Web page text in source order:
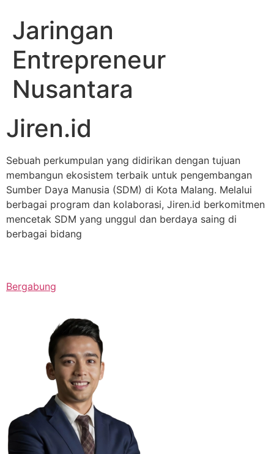
Jaringan
Entrepreneur
Nusantara
Jiren.id
Sebuah perkumpulan yang didirikan dengan tujuan
membangun ekosistem terbaik untuk pengembangan
Sumber Daya Manusia (SDM) di Kota Malang. Melalui
berbagai program dan kolaborasi, Jiren.id berkomitmen
mencetak SDM yang unggul dan berdaya saing di
berbagai bidang
Bergabung